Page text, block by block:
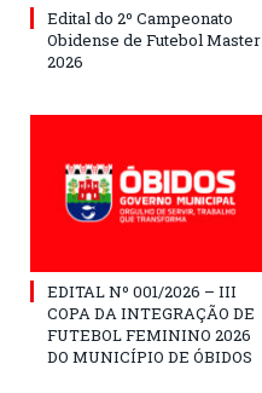
Edital do 2º Campeonato
Obidense de Futebol Master
2026
EDITAL Nº 001/2026 – III
COPA DA INTEGRAÇÃO DE
FUTEBOL FEMININO 2026
DO MUNICÍPIO DE ÓBIDOS